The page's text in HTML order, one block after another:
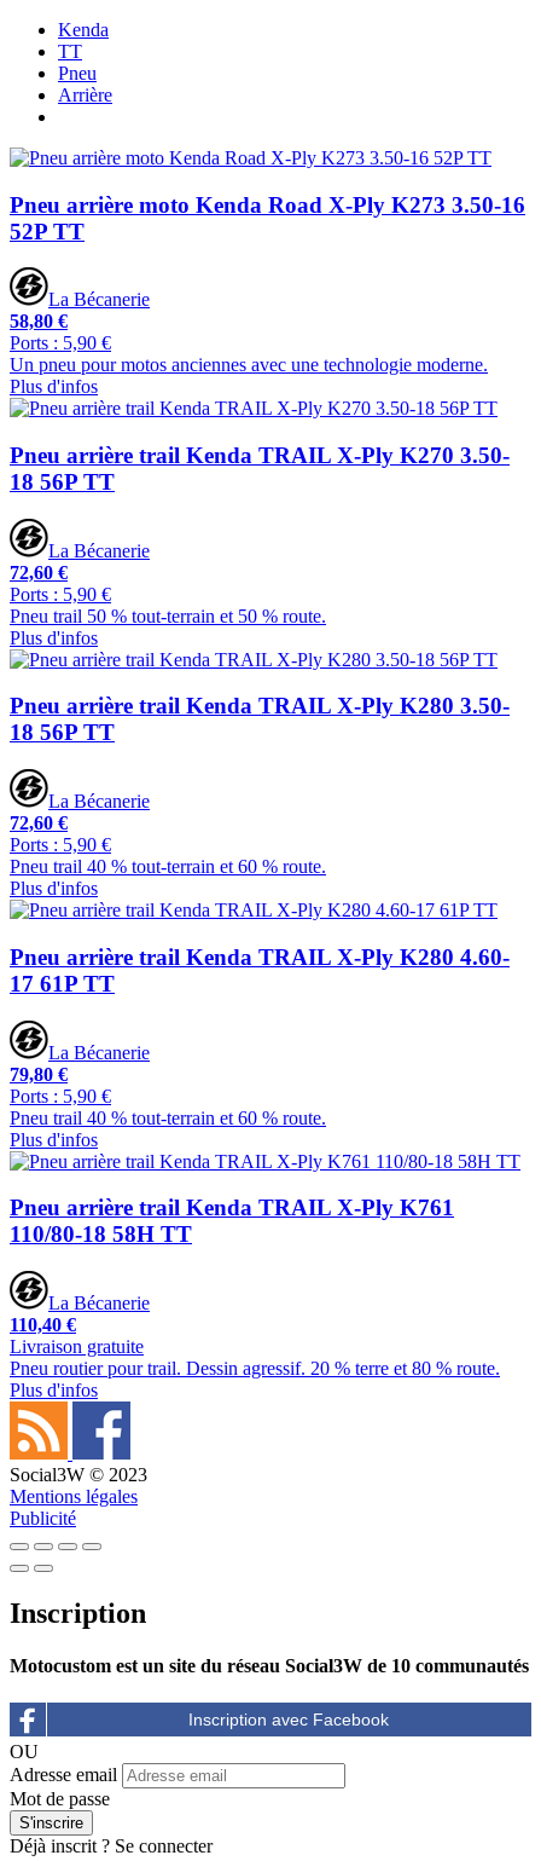
Kenda
TT
Pneu
Arrière
Pneu arrière moto Kenda Road X-Ply K273 3.50-16
52P TT
La Bécanerie
58,80 €
Ports : 5,90 €
Un pneu pour motos anciennes avec une technologie moderne.
Plus d'infos
Pneu arrière trail Kenda TRAIL X-Ply K270 3.50-
18 56P TT
La Bécanerie
72,60 €
Ports : 5,90 €
Pneu trail 50 % tout-terrain et 50 % route.
Plus d'infos
Pneu arrière trail Kenda TRAIL X-Ply K280 3.50-
18 56P TT
La Bécanerie
72,60 €
Ports : 5,90 €
Pneu trail 40 % tout-terrain et 60 % route.
Plus d'infos
Pneu arrière trail Kenda TRAIL X-Ply K280 4.60-
17 61P TT
La Bécanerie
79,80 €
Ports : 5,90 €
Pneu trail 40 % tout-terrain et 60 % route.
Plus d'infos
Pneu arrière trail Kenda TRAIL X-Ply K761
110/80-18 58H TT
La Bécanerie
110,40 €
Livraison gratuite
Pneu routier pour trail. Dessin agressif. 20 % terre et 80 % route.
Plus d'infos
Social3W © 2023
Mentions légales
Publicité
Inscription
Motocustom est un site du réseau Social3W de 10 communautés
OU
Adresse email
Mot de passe
Déjà inscrit ? Se connecter